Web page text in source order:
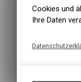
Cookies und
Ihre Daten